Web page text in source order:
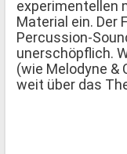
experimentellen
Material ein. Der
Percussion-
unerschöpflich.
(wie Melodyne &
weit über das